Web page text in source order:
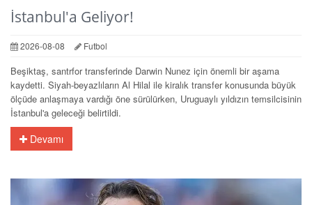
İstanbul'a Geliyor!
2026-08-08 Futbol
Beşiktaş, santrfor transferinde Darwin Nunez için önemli bir aşama
kaydetti. Siyah-beyazlıların Al Hilal ile kiralık transfer konusunda büyük
ölçüde anlaşmaya vardığı öne sürülürken, Uruguaylı yıldızın temsilcisinin
İstanbul'a geleceği belirtildi.
Devamı